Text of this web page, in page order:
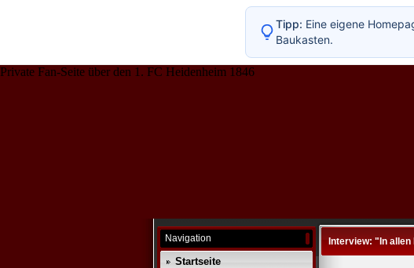
Private Fan-Seite über den 1. FC Heidenheim 1846
Navigation
Startseite
Interview: "In
Tipp: Eine eigene
Baukasten.